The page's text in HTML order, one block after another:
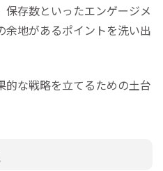
保存数といったエンゲージメ
余地があるポイントを洗い出
的な戦略を立てるための土台